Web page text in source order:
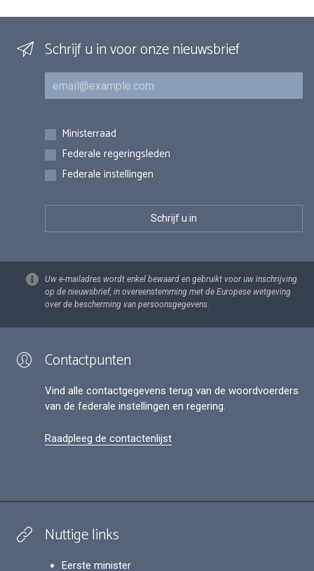
Schrijf u in voor onze nieuwsbrief
E-mail
Inschrijvingen
Ministerraad
Federale regeringsleden
Federale instellingen
Uw e-mailadres wordt enkel bewaard en gebruikt voor uw inschrijving
op de nieuwsbrief, in overeenstemming met de Europese wetgeving
over de bescherming van persoonsgegevens.
Contactpunten
Vind alle contactgegevens terug van de woordvoerders
van de federale instellingen en regering.
Raadpleeg de contactenlijst
Nuttige links
Eerste minister